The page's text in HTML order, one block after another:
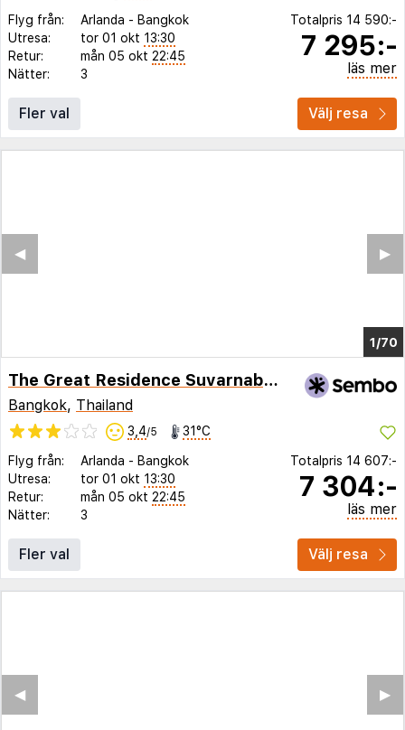
Flyg från:
Arlanda - Bangkok
Utresa:
tor 01 okt 13:30
Retur:
mån 05 okt 22:45
Nätter:
3
Totalpris 14 590:-
7 295:-
läs mer
Fler val Välj resa
1/65
▶︎
◀︎
The Great Residence Suvarnabhumi Airport
Bangkok, Thailand
3,4/5 31°C
Flyg från: Arlanda - Bangkok
Utresa:
tor 01 okt 13:30
Retur:
mån 05 okt 22:45
Nätter:
3
Totalpris 14 607:-
7 304:-
läs mer
Fler val Välj resa
▶︎
◀︎